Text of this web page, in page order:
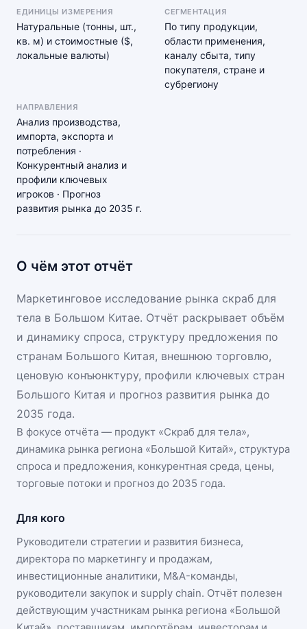
ЕДИНИЦЫ ИЗМЕРЕНИЯ
Натуральные (тонны, шт.,
кв. м) и стоимостные ($,
локальные валюты)
СЕГМЕНТАЦИЯ
По типу продукции,
области применения,
каналу сбыта, типу
покупателя, стране и
субрегиону
НАПРАВЛЕНИЯ
Анализ производства,
импорта, экспорта и
потребления ·
Конкурентный анализ и
профили ключевых
игроков · Прогноз
развития рынка до 2035 г.
О чём этот отчёт
Маркетинговое исследование рынка скраб для
тела в Большом Китае. Отчёт раскрывает объём
и динамику спроса, структуру предложения по
странам Большого Китая, внешнюю торговлю,
ценовую конъюнктуру, профили ключевых стран
Большого Китая и прогноз развития рынка до
2035 года.
В фокусе отчёта — продукт «Скраб для тела»,
динамика рынка региона «Большой Китай», структура
спроса и предложения, конкурентная среда, цены,
торговые потоки и прогноз до 2035 года.
Для кого
Руководители стратегии и развития бизнеса,
директора по маркетингу и продажам,
инвестиционные аналитики, M&A-команды,
руководители закупок и supply chain. Отчёт полезен
действующим участникам рынка региона «Большой